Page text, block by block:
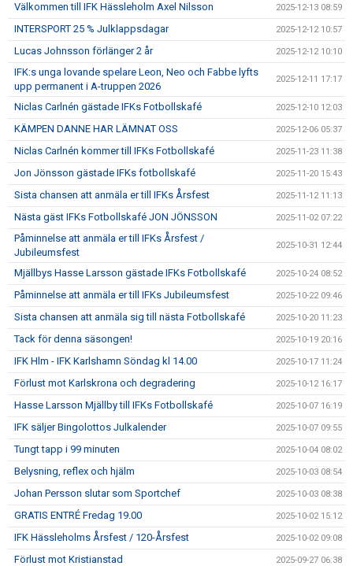
Välkommen till IFK Hässleholm Axel Nilsson 2025-12-13 08:59
INTERSPORT 25 % Julklappsdagar 2025-12-12 10:57
Lucas Johnsson förlänger 2 år 2025-12-12 10:10
IFK:s unga lovande spelare Leon, Neo och Fabbe lyfts
upp permanent i A-truppen 2026
2025-12-11 17:17
Niclas Carlnén gästade IFKs Fotbollskafé 2025-12-10 12:03
KÄMPEN DANNE HAR LÄMNAT OSS 2025-12-06 05:37
Niclas Carlnén kommer till IFKs Fotbollskafé 2025-11-23 11:38
Jon Jönsson gästade IFKs fotbollskafé 2025-11-20 15:43
Sista chansen att anmäla er till IFKs Årsfest 2025-11-12 11:13
Nästa gäst IFKs Fotbollskafé JON JÖNSSON 2025-11-02 07:22
Påminnelse att anmäla er till IFKs Årsfest /
Jubileumsfest
2025-10-31 12:44
Mjällbys Hasse Larsson gästade IFKs Fotbollskafé 2025-10-24 08:52
Påminnelse att anmäla er till IFKs Jubileumsfest 2025-10-22 09:46
Sista chansen att anmäla sig till nästa Fotbollskafé 2025-10-20 11:23
Tack för denna säsongen! 2025-10-19 20:16
IFK Hlm - IFK Karlshamn Söndag kl 14.00 2025-10-17 11:24
Förlust mot Karlskrona och degradering 2025-10-12 16:17
Hasse Larsson Mjällby till IFKs Fotbollskafé 2025-10-07 16:19
IFK säljer Bingolottos Julkalender 2025-10-07 09:55
Tungt tapp i 99 minuten 2025-10-04 08:02
Belysning, reflex och hjälm 2025-10-03 08:54
Johan Persson slutar som Sportchef 2025-10-03 08:38
GRATIS ENTRÉ Fredag 19.00 2025-10-02 15:12
IFK Hässleholms Årsfest / 120-Årsfest 2025-10-02 09:08
Förlust mot Kristianstad 2025-09-27 06:38